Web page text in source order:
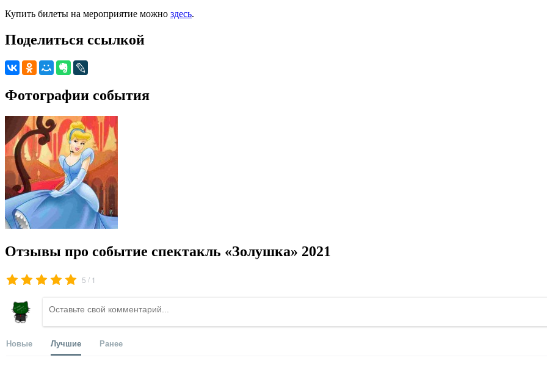
Купить билеты на мероприятие можно здесь.
Поделиться ссылкой
Фотографии события
Отзывы про событие спектакль «Золушка» 2021
5 / 1
Новые Лучшие Ранее